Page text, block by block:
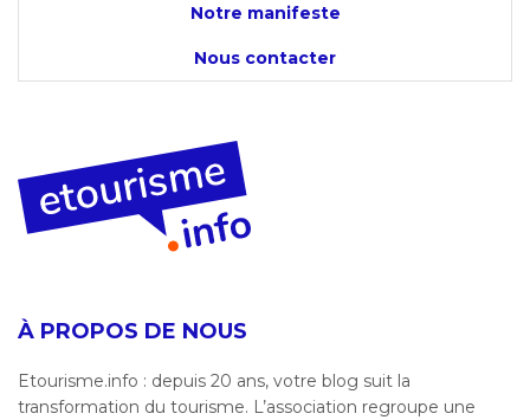
Notre manifeste
Nous contacter
À PROPOS DE NOUS
Etourisme.info : depuis 20 ans, votre blog suit la
transformation du tourisme. L’association regroupe une